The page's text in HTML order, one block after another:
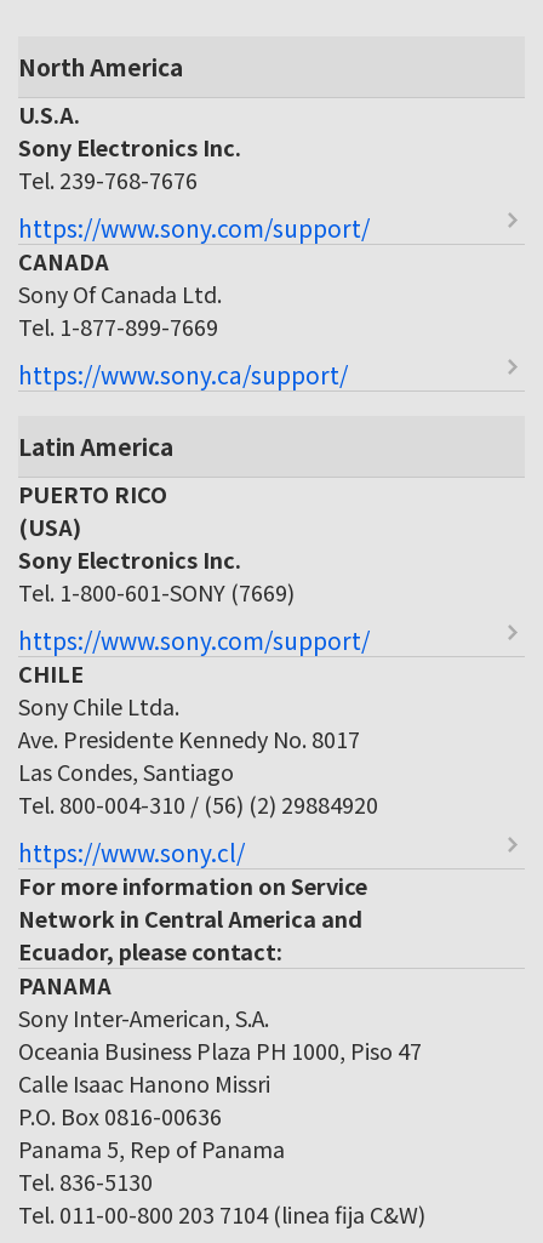
North America
U.S.A.
Sony Electronics Inc.
Tel. 239-768-7676
https://www.sony.com/support/
CANADA
Sony Of Canada Ltd.
Tel. 1-877-899-7669
https://www.sony.ca/support/
Latin America
PUERTO RICO
(USA)
Sony Electronics Inc.
Tel. 1-800-601-SONY (7669)
https://www.sony.com/support/
CHILE
Sony Chile Ltda.
Ave. Presidente Kennedy No. 8017
Las Condes, Santiago
Tel. 800-004-310 / (56) (2) 29884920
https://www.sony.cl/
For more information on Service
Network in Central America and
Ecuador, please contact:
PANAMA
Sony Inter-American, S.A.
Oceania Business Plaza PH 1000, Piso 47
Calle Isaac Hanono Missri
P.O. Box 0816-00636
Panama 5, Rep of Panama
Tel. 836-5130
Tel. 011-00-800 203 7104 (linea fija C&W)